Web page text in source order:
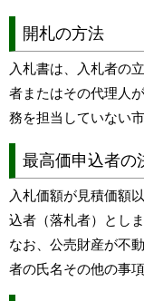
開札の方法
入札書は、入札者の
者またはその代理人
務を担当していない
最高価申込者の
入札価額が見積価額
込者（落札者）としま
なお、公売財産が不
者の氏名その他の事